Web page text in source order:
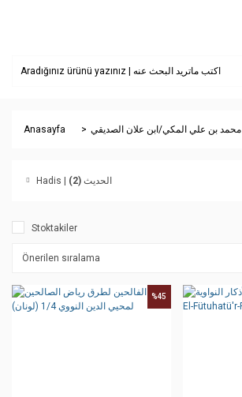
Anasayfa محمد بن علي المكي/ابن علان الصديقي
Hadis | الحديث(2)
Stoktakiler
%45